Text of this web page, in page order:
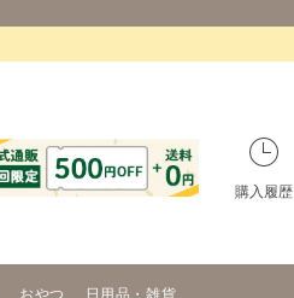
購入履歴
おやつ 日用品・雑貨